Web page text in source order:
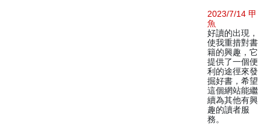
2023/7/14 甲
魚
好讀的出現，
使我重措對書
籍的興趣，它
提供了一個便
利的途徑來發
掘好書，希望
這個網站能繼
續為其他有興
趣的讀者服
務。